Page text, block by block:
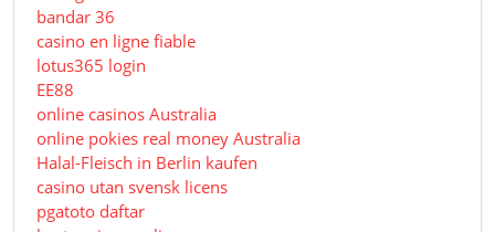
bandar 36
casino en ligne fiable
lotus365 login
EE88
online casinos Australia
online pokies real money Australia
Halal-Fleisch in Berlin kaufen
casino utan svensk licens
pgatoto daftar